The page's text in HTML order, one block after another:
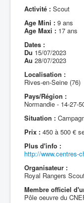
Activité : Scout
Age Mini : 9 ans
Age Maxi : 17 ans
Dates :
Du 15/07/2023
Au 28/07/2023
Localisation :
Rives-en-Seine (76)
Pays/Région :
Normandie - 14-27-
Situation :
Prix : 450 à 500 €
Plus d'info :
http://www.centres-
Organisateur :
Royal Rangers
Membre officiel
Pôle oeuvre du